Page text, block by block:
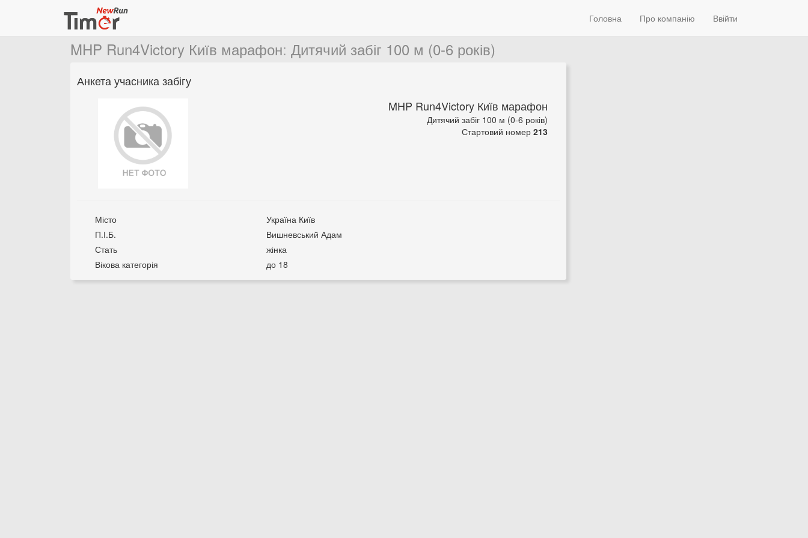
Головна Про компанію Ввійти
MHP Run4Victory Київ марафон: Дитячий забіг 100 м (0-6 років)
Анкета учасника забігу
MHP Run4Victory Київ марафон
Дитячий забіг 100 м (0-6 років)
Стартовий номер 213
Місто
Україна Київ
П.І.Б.
Вишневський Адам
Стать
жінка
Вікова категорія
до 18